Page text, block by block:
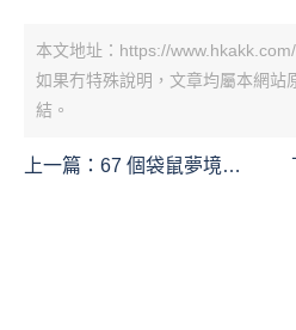
本文地址：https://
如果冇特殊說明，文章均屬本網站
結。
上一篇： 67 個袋鼠夢境含